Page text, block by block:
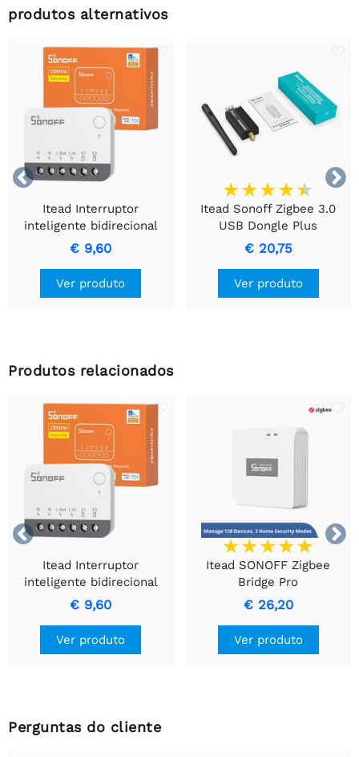
produtos alternativos


Itead Interruptor
inteligente bidirecional
SONOFF ZBMINI R2 Zigbee
€ 9,60
Ver produto
Itead Sonoff Zigbee 3.0
USB Dongle Plus
ZBDongle-E
€ 20,75
Ver produto
Produtos relacionados


Itead Interruptor
inteligente bidirecional
SONOFF ZBMINI R2 Zigbee
€ 9,60
Ver produto
Itead SONOFF Zigbee
Bridge Pro
€ 26,20
Ver produto
Perguntas do cliente